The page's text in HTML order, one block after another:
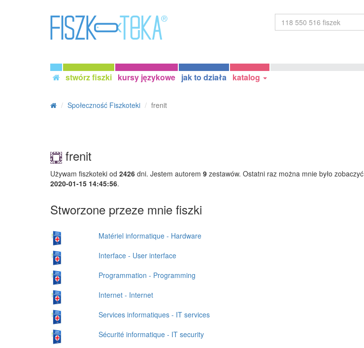
stwórz fiszki kursy językowe jak to działa katalog
Społeczność Fiszkoteki frenit
frenit
Używam fiszkoteki od 2426 dni. Jestem autorem 9 zestawów. Ostatni raz można mnie było zobaczyć
2020-01-15 14:45:56.
Stworzone przeze mnie fiszki
Matériel informatique - Hardware
Interface - User interface
Programmation - Programming
Internet - Internet
Services informatiques - IT services
Sécurité informatique - IT security